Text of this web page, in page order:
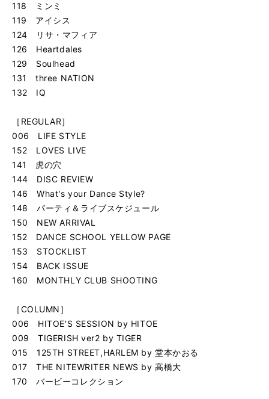
118 ミンミ
119 アイシス
124 リサ・マフィア
126 Heartdales
129 Soulhead
131 three NATION
132 IQ
［REGULAR］
006 LIFE STYLE
152 LOVES LIVE
141 虎の穴
144 DISC REVIEW
146 What's your Dance Style?
148 パーティ＆ライブスケジュール
150 NEW ARRIVAL
152 DANCE SCHOOL YELLOW PAGE
153 STOCKLIST
154 BACK ISSUE
160 MONTHLY CLUB SHOOTING
［COLUMN］
006 HITOE'S SESSION by HITOE
009 TIGERISH ver2 by TIGER
015 125TH STREET,HARLEM by 堂本かおる
017 THE NITEWRITER NEWS by 高橋大
170 バービーコレクション